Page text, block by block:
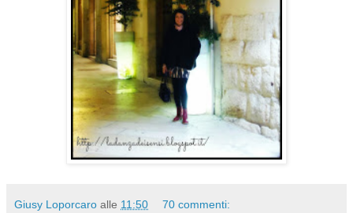
Giusy Loporcaro alle 11:50 70 commenti: